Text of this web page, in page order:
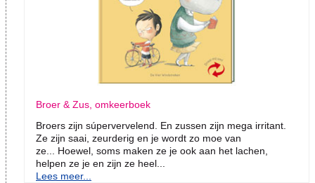
Broer & Zus, omkeerboek
Broers zijn súpervervelend. En zussen zijn mega irritant.
Ze zijn saai, zeurderig en je wordt zo moe van
ze... Hoewel, soms maken ze je ook aan het lachen,
helpen ze je en zijn ze heel...
Lees meer...